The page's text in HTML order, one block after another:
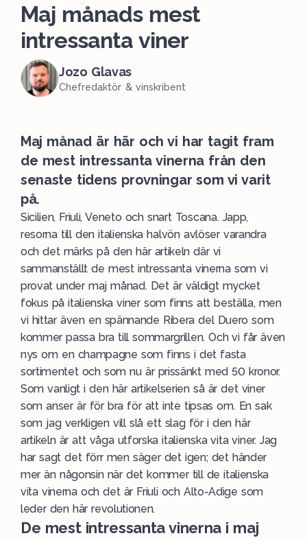
Maj månads mest
intressanta viner
Jozo Glavas
Chefredaktör & vinskribent
Maj månad är här och vi har tagit fram
de mest intressanta vinerna från den
senaste tidens provningar som vi varit
på.
Sicilien, Friuli, Veneto och snart Toscana. Japp,
resorna till denitalienska halvön avlöser varandra
och det märks på den här artikeln där vi
sammanställt de mest intressanta vinerna som vi
provat under maj månad. Det är väldigt mycket
fokus på italienska viner som finns att beställa, men
vi hittar även en spännande Ribera del Duero som
kommer passa bra till sommargrillen. Och vi får även
nys om en champagne som finns i det fasta
sortimentet och som nu är prissänkt med 50 kronor.
Som vanligt i den här artikelserien så är det viner
som anser är för bra för att inte tipsas om. En sak
som jag verkligen vill slå ett slag för i den här
artikeln är att våga utforska italienskavitaviner. Jag
har sagt det förr men säger det igen; det händer
mer än någonsin när det kommer till de italienska
vita vinerna och det är Friuli och Alto-Adige som
leder den här revolutionen.
De mest intressanta vinerna i maj